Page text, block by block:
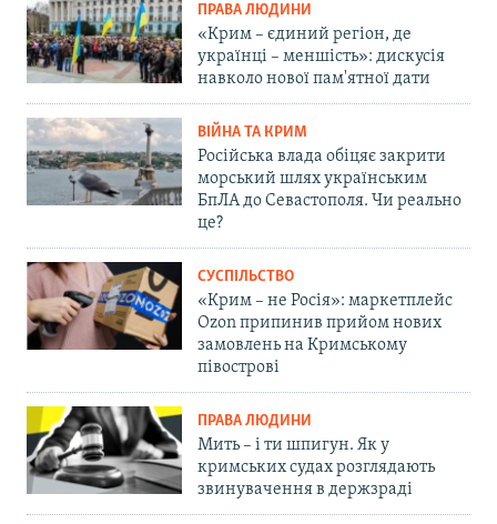
ПРАВА ЛЮДИНИ
«Крим – єдиний регіон, де
українці – меншість»: дискусія
навколо нової пам'ятної дати
ВІЙНА ТА КРИМ
Російська влада обіцяє закрити
морський шлях українським
БпЛА до Севастополя. Чи реально
це?
СУСПІЛЬСТВО
«Крим – не Росія»: маркетплейс
Ozon припинив прийом нових
замовлень на Кримському
півострові
ПРАВА ЛЮДИНИ
Мить – і ти шпигун. Як у
кримських судах розглядають
звинувачення в держзраді